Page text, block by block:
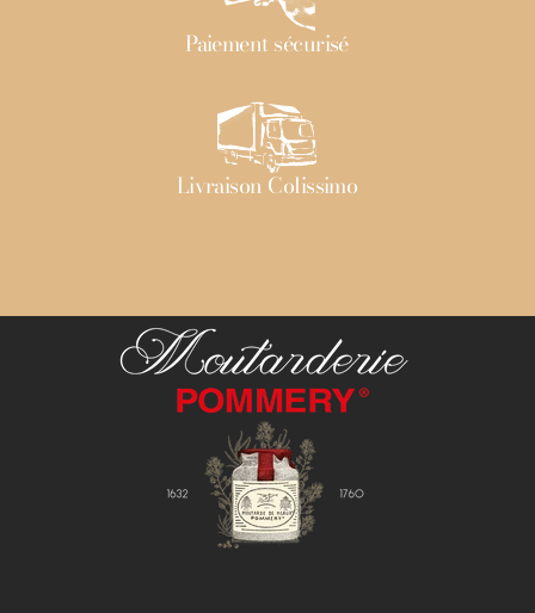
Paiement sécurisé
Livraison Colissimo